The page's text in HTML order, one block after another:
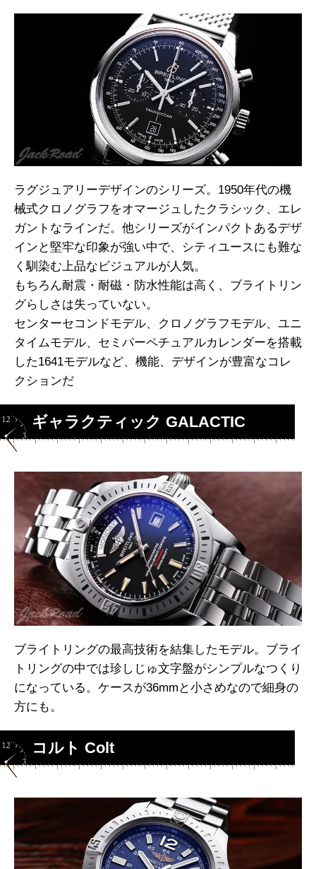
ラグジュアリーデザインのシリーズ。1950年代の機
械式クロノグラフをオマージュしたクラシック、エレ
ガントなラインだ。他シリーズがインパクトあるデザ
インと堅牢な印象が強い中で、シティユースにも難な
く馴染む上品なビジュアルが人気。
もちろん耐震・耐磁・防水性能は高く、ブライトリン
グらしさは失っていない。
センターセコンドモデル、クロノグラフモデル、ユニ
タイムモデル、セミパーペチュアルカレンダーを搭載
した1641モデルなど、機能、デザインが豊富なコレ
クションだ
ギャラクティック GALACTIC
ブライトリングの最高技術を結集したモデル。ブライ
トリングの中では珍しじゅ文字盤がシンプルなつくり
になっている。ケースが36mmと小さめなので細身の
方にも。
コルト Colt